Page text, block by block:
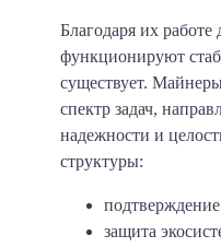
Благодаря их работе
функционируют
существует.
спектр задач,
надежности и
структуры:
защита